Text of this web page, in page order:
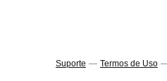
Suporte — Termos de Uso